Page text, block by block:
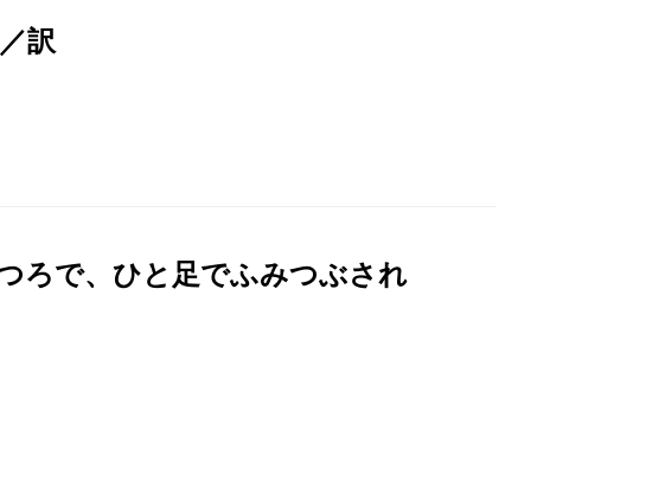
訳
ろで、ひと足でふみつぶされ